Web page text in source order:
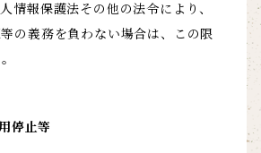
情報保護法その他の法令により、
の義務を負わない場合は、この限
停止等